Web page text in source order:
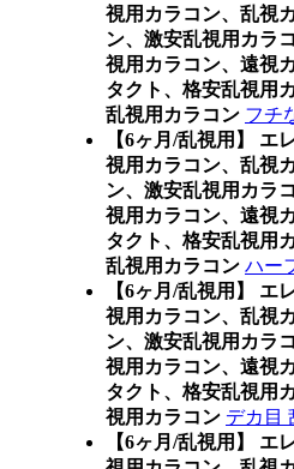
視用カラコン、乱視
ン、激安乱視用カラ
視用カラコン、遠視
タクト、格安乱視用
乱視用カラコン フチ
【6ヶ月/乱視用】 エ
視用カラコン、乱視
ン、激安乱視用カラ
視用カラコン、遠視
タクト、格安乱視用
乱視用カラコン ハー
【6ヶ月/乱視用】 エ
視用カラコン、乱視
ン、激安乱視用カラ
視用カラコン、遠視
タクト、格安乱視用
視用カラコン デカ目
【6ヶ月/乱視用】 エ